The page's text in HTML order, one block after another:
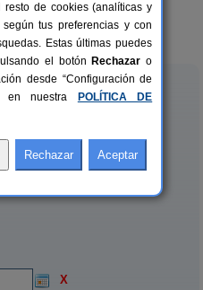
2-10+4 pers.
desde16 €
X
resto de cookies (analíticas y
tus preferencias y con
Estas últimas puedes
el botón Rechazar o
desde “Configuración de
en nuestra
POLÍTICA DE